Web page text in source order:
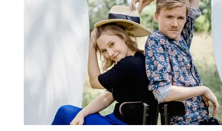
styriarte.STUDIO